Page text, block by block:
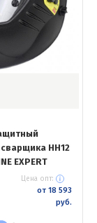
НН12
EXPERT
Цена опт:
от 18 593
руб.